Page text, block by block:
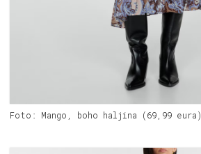
Foto: Mango, boho haljina (69,99 eura)